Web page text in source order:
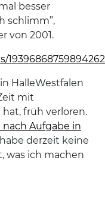
besser
schlimm”,
von 2001.
HalleWestfalen
mit
früh verloren.
nach Aufgabe in
habe derzeit keine
was ich machen